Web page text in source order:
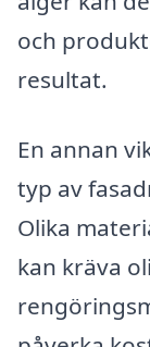
och
resultat.
En annan
typ av
Olika
kan kräva